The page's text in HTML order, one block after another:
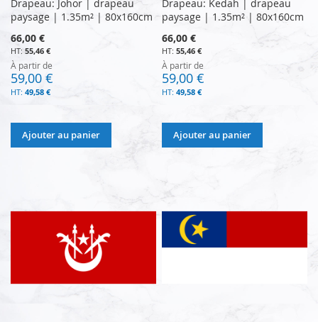
Drapeau: Johor | drapeau
paysage | 1.35m² | 80x160cm
66,00 €
55,46 €
À partir de
59,00 €
49,58 €
Ajouter au panier
Drapeau: Kedah | drapeau
paysage | 1.35m² | 80x160cm
66,00 €
55,46 €
À partir de
59,00 €
49,58 €
Ajouter au panier